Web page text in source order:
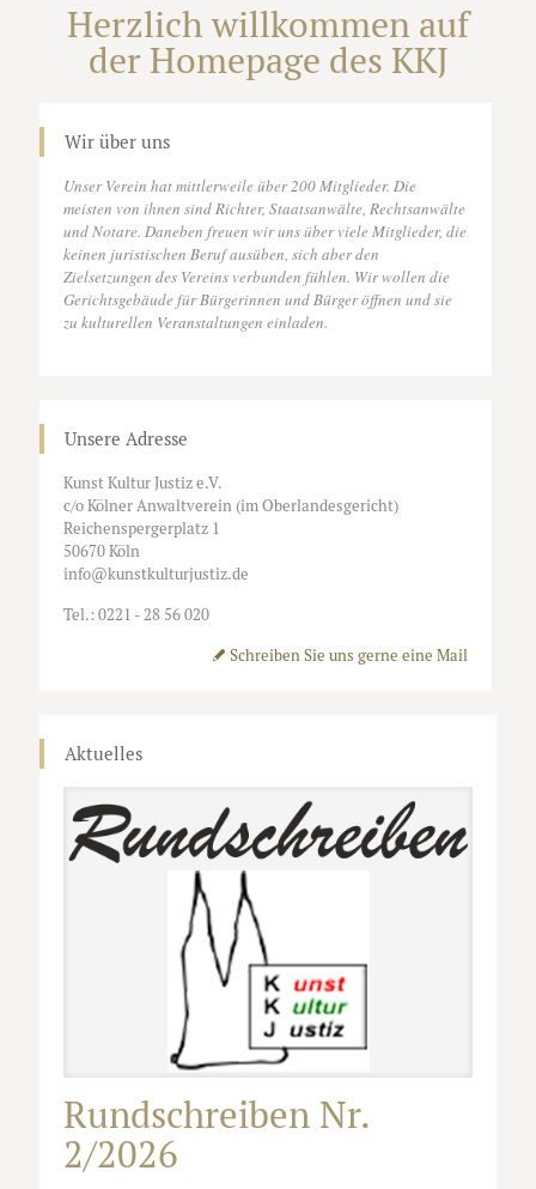
Herzlich willkommen auf
der Homepage des KKJ
Wir über uns
Unser Verein hat mittlerweile über 200 Mitglieder. Die
meisten von ihnen sind Richter, Staatsanwälte, Rechtsanwälte
und Notare. Daneben freuen wir uns über viele Mitglieder, die
keinen juristischen Beruf ausüben, sich aber den
Zielsetzungen des Vereins verbunden fühlen. Wir wollen die
Gerichtsgebäude für Bürgerinnen und Bürger öffnen und sie
zu kulturellen Veranstaltungen einladen.
Unsere Adresse
Kunst Kultur Justiz e.V.
c/o Kölner Anwaltverein (im Oberlandesgericht)
Reichenspergerplatz 1
50670 Köln
info@kunstkulturjustiz.de
Tel.: 0221 - 28 56 020
Schreiben Sie uns gerne eine Mail
Aktuelles
Rundschreiben Nr.
2/2026